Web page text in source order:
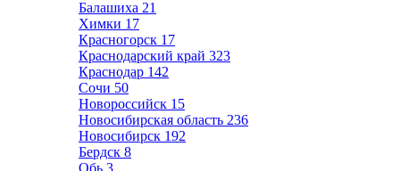
Балашиха 21
Химки 17
Красногорск 17
Краснодарский край 323
Краснодар 142
Сочи 50
Новороссийск 15
Новосибирская область 236
Новосибирск 192
Бердск 8
Обь 3